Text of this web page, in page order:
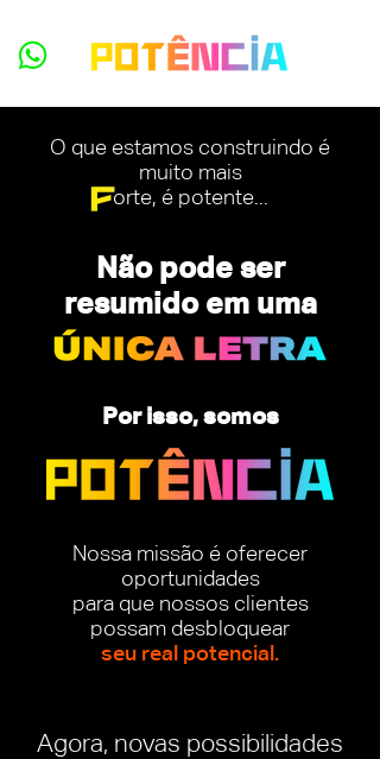
O que estamos construindo é
muito mais
orte, é potente...
Não pode ser
resumido em uma
Por isso, somos
Nossa missão é oferecer
oportunidades
para que nossos clientes
possam desbloquear
seu real potencial.
Agora, novas possibilidades